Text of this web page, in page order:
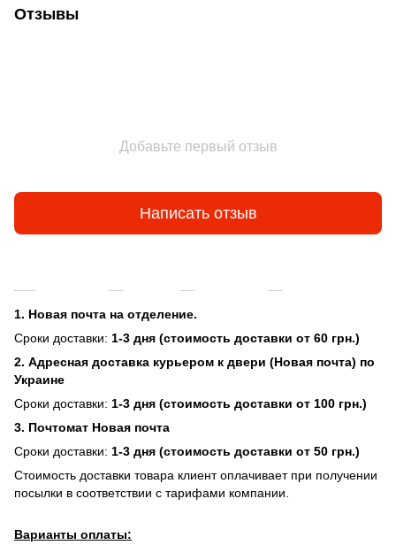
Отзывы
Добавьте первый отзыв
Написать отзыв
1. Новая почта на отделение.
Сроки доставки: 1-3 дня (стоимость доставки от 60 грн.)
2. Адресная доставка курьером к двери (Новая почта) по
Украине
Сроки доставки: 1-3 дня (стоимость доставки от 100 грн.)
3. Почтомат Новая почта
Сроки доставки: 1-3 дня (стоимость доставки от 50 грн.)
Стоимость доставки товара клиент оплачивает при получении
посылки в соответствии с тарифами компании.
Варианты оплаты: